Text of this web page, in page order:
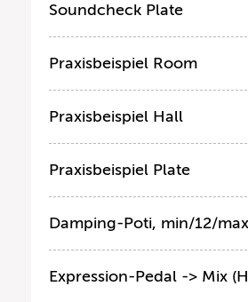
Soundcheck Plate
Praxisbeispiel Room
Praxisbeispiel Hall
Praxisbeispiel Plate
Damping-Poti, min/12/
Expression-Pedal -> Mix